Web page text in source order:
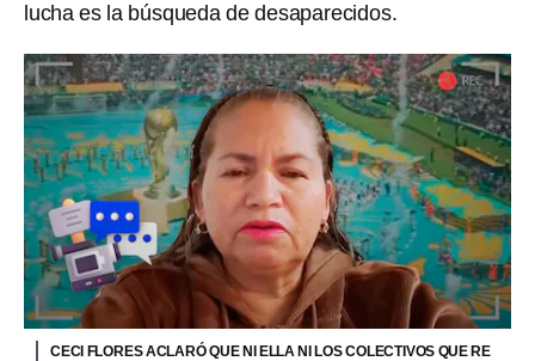
lucha es la búsqueda de desaparecidos.
CECI FLORES ACLARÓ QUE NI ELLA NI LOS COLECTIVOS QUE RE